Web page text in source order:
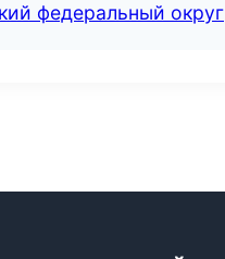
федеральный округ